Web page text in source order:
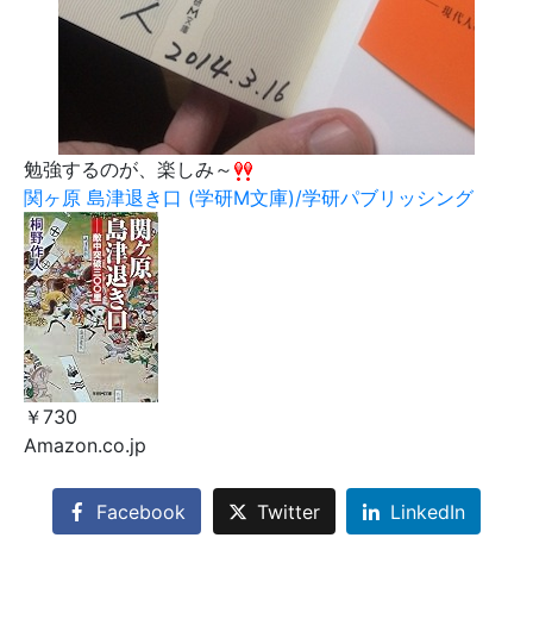
勉強するのが、楽しみ～
関ヶ原 島津退き口 (学研M文庫)/学研パブリッシング
￥730
Amazon.co.jp
Facebook Twitter LinkedIn